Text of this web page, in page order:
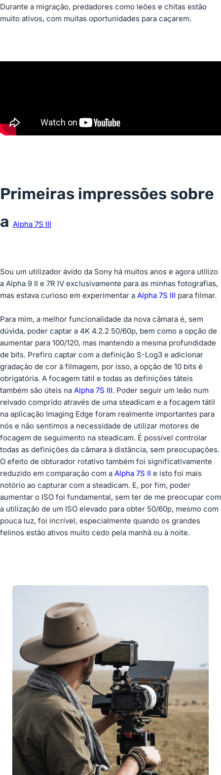
Durante a migração, predadores como leões e chitas estão
muito ativos, com muitas oportunidades para caçarem.
Primeiras impressões sobre
a Alpha 7S III
Sou um utilizador ávido da Sony há muitos anos e agora utilizo
a Alpha 9 II e 7R IV exclusivamente para as minhas fotografias,
mas estava curioso em experimentar a Alpha 7S III para filmar.
Para mim, a melhor funcionalidade da nova câmara é, sem
dúvida, poder captar a 4K 4.2.2 50/60p, bem como a opção de
aumentar para 100/120, mas mantendo a mesma profundidade
de bits. Prefiro captar com a definição S-Log3 e adicionar
gradação de cor à filmagem, por isso, a opção de 10 bits é
obrigatória. A focagem tátil e todas as definições táteis
também são úteis na Alpha 7S III. Poder seguir um leão num
relvado comprido através de uma steadicam e a focagem tátil
na aplicação Imaging Edge foram realmente importantes para
nós e não sentimos a necessidade de utilizar motores de
focagem de seguimento na steadicam. É possível controlar
todas as definições da câmara à distância, sem preocupações.
O efeito de obturador rotativo também foi significativamente
reduzido em comparação com a Alpha 7S II e isto foi mais
notório ao capturar com a steadicam. E, por fim, poder
aumentar o ISO foi fundamental, sem ter de me preocupar com
a utilização de um ISO elevado para obter 50/60p, mesmo com
pouca luz, foi incrível, especialmente quando os grandes
felinos estão ativos muito cedo pela manhã ou à noite.